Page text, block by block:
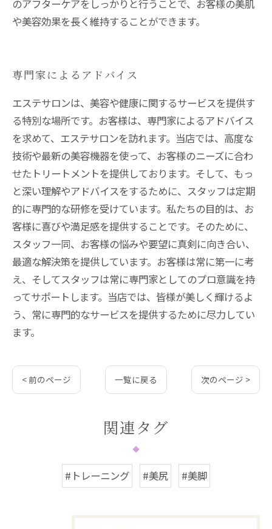
のアフターケアをしっかりと行うことで、お客様の美肌
や美容効果を長く維持することができます。
専門家によるアドバイス
エステサロンは、美容や健康に関するサービスを提供す
る特別な場所です。お客様は、専門家によるアドバイス
を求めて、エステサロンを訪れます。当店では、高度な
技術や最新の美容機器を使って、お客様のニーズに合わ
せたトリートメントを提供しております。そして、もっ
と深い理解やアドバイスをするために、スタッフは定期
的に専門的な研修を受けています。私たちの目的は、お
客様に喜びや満足感を提供することです。そのために、
スタッフ一同、お客様の悩みや要望に真剣に向き合い、
最適な解決策を提供しています。お客様は常に第一に考
え、そしてスタッフは常に専門家としてのプロ意識を持
ってサポートします。当店では、皆様が美しく輝けるよ
う、常に専門的なサービスを提供するために尽力してい
ます。
< 前のページ 一覧に戻る 次のページ >
関連タグ
#トレーニング #美尻 #美脚